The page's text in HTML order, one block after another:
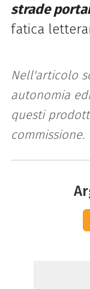
strade
fatica
Nell'articolo
autonomia
questi
commissione.